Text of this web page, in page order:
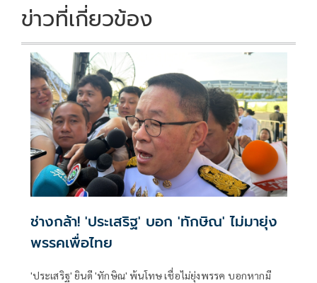
ข่าวที่เกี่ยวข้อง
ช่างกล้า! 'ประเสริฐ' บอก 'ทักษิณ' ไม่มายุ่ง
พรรคเพื่อไทย
'ประเสริฐ' ยินดี 'ทักษิณ' พ้นโทษ เชื่อไม่ยุ่งพรรค บอกหากมี